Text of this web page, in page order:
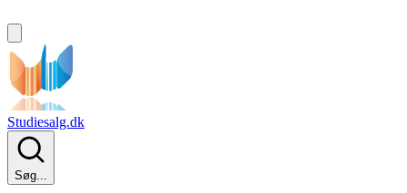
Studiesalg.dk
Søg...